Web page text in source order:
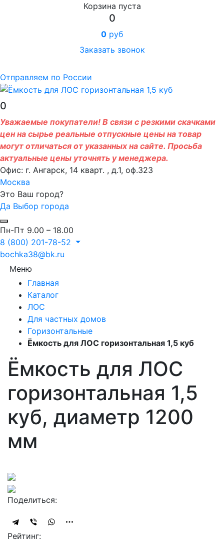
Корзина пуста
0
0 руб
Заказать звонок
Отправляем по России
0
Уважаемые покупатели! В связи с резкими скачками
цен на сырье реальные отпускные цены на товар
могут отличаться от указанных на сайте. Просьба
актуальные цены уточнять у менеджера.
Офис: г. Ангарск, 14 кварт. , д.1, оф.323
Москва
Это Ваш город?
Да Выбор города
Пн-Пт 9.00 – 18.00
8 (800) 201-78-52
bochka38@bk.ru
Меню
Главная
Каталог
ЛОС
Для частных домов
Горизонтальные
Ёмкость для ЛОС горизонтальная 1,5 куб
Ёмкость для ЛОС
горизонтальная 1,5
куб, диаметр 1200
мм
Поделиться:
Рейтинг: